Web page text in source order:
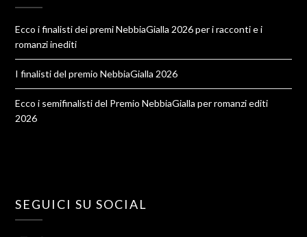
Ecco i finalisti dei premi NebbiaGialla 2026 per i racconti e i
romanzi inediti
I finalisti del premio NebbiaGialla 2026
Ecco i semifinalisti del Premio NebbiaGialla per romanzi editi
2026
SEGUICI SU SOCIAL